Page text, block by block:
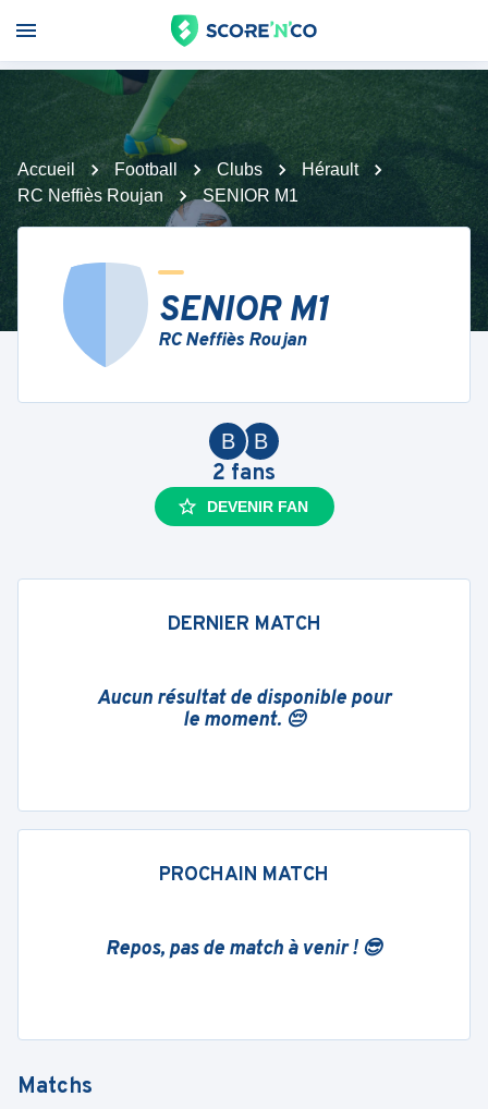
Accueil Football Clubs
Hérault
RC Neffiès Roujan
SENIOR M1
SENIOR M1
RC Neffiès Roujan
B
B
2 fans
DEVENIR FAN
DERNIER MATCH
Aucun résultat de disponible pour
le moment. 😔
PROCHAIN MATCH
Repos, pas de match à venir ! 😎
Matchs